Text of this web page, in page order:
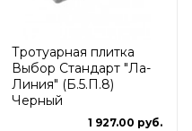
Тротуарная плитка
Выбор Стандарт "Ла-
Линия" (Б.5.П.8)
Черный
1 927.00 руб.